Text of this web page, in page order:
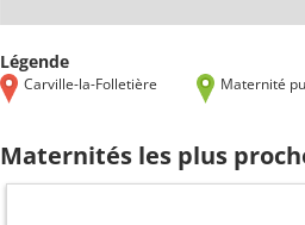
Légende
Carville-la-Folletière Maternité
Maternités les plus